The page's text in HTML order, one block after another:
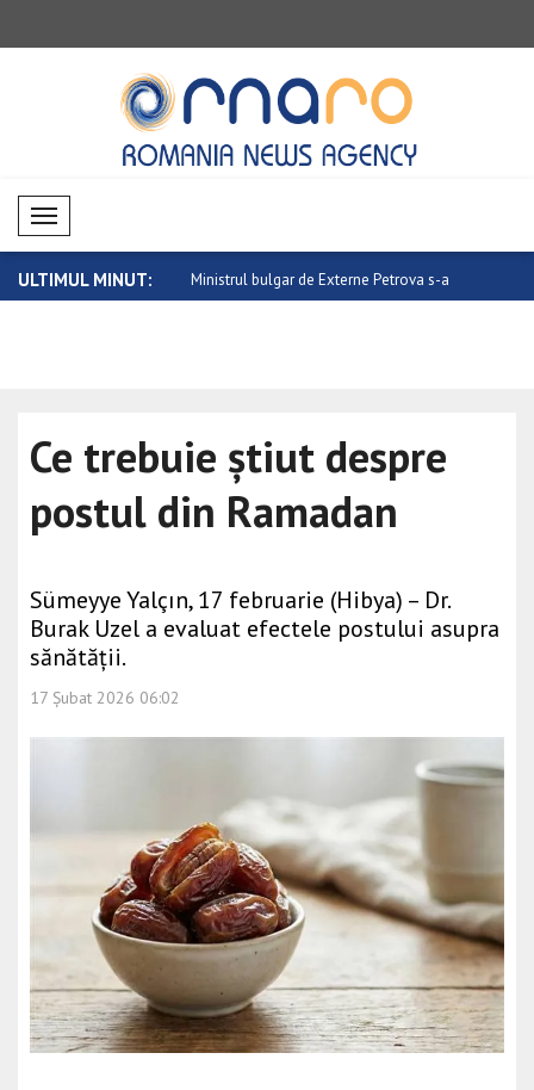
Mobil Menü
ULTIMUL MINUT:
informații Ucrainei pr.. Ministrul bulgar de Externe Petrova s-a
Ce trebuie știut despre
postul din Ramadan
Sümeyye Yalçın, 17 februarie (Hibya) – Dr.
Burak Uzel a evaluat efectele postului asupra
sănătății.
17 Şubat 2026 06:02